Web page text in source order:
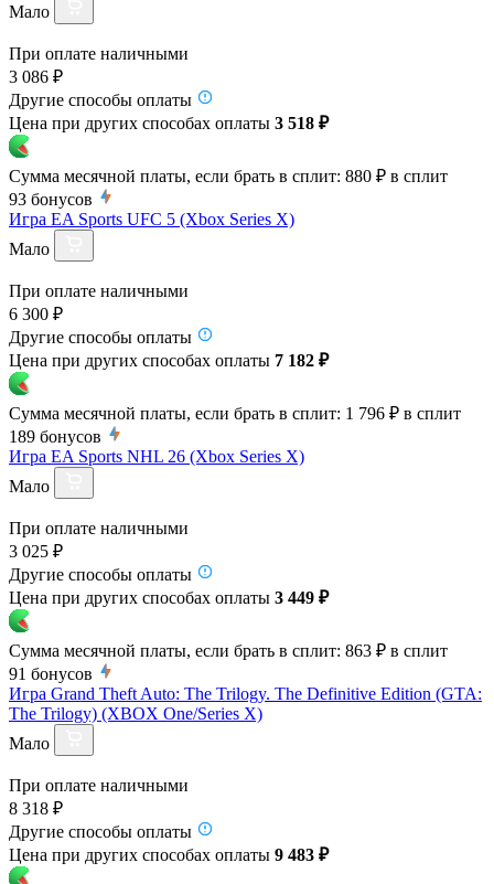
Мало
При оплате наличными
3 086 ₽
Другие способы оплаты
Цена при других способах оплаты 3 518 ₽
Сумма месячной платы, если брать в сплит: 880 ₽ в сплит
93 бонусов
Игра EA Sports UFC 5 (Xbox Series X)
Мало
При оплате наличными
6 300 ₽
Другие способы оплаты
Цена при других способах оплаты 7 182 ₽
Сумма месячной платы, если брать в сплит: 1 796 ₽ в сплит
189 бонусов
Игра EA Sports NHL 26 (Xbox Series X)
Мало
При оплате наличными
3 025 ₽
Другие способы оплаты
Цена при других способах оплаты 3 449 ₽
Сумма месячной платы, если брать в сплит: 863 ₽ в сплит
91 бонусов
Игра Grand Theft Auto: The Trilogy. The Definitive Edition (GTA:
The Trilogy) (XBOX One/Series X)
Мало
При оплате наличными
8 318 ₽
Другие способы оплаты
Цена при других способах оплаты 9 483 ₽